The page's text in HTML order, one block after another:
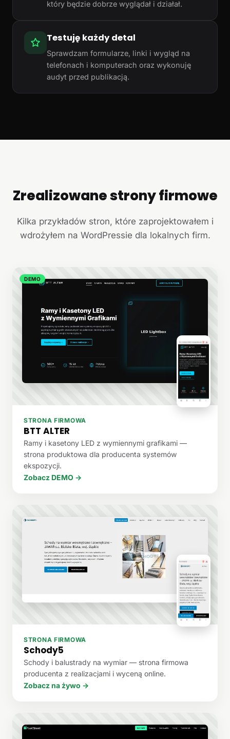
który będzie dobrze wyglądał i działał.
Testuję każdy detal
Sprawdzam formularze, linki i wygląd na
telefonach i komputerach oraz wykonuję
audyt przed publikacją.
+
Zrealizowane strony firmowe
Kilka przykładów stron, które zaprojektowałem i
wdrożyłem na WordPressie dla lokalnych firm.
DEMO
STRONA FIRMOWA
BTT ALTER
Ramy i kasetony LED z wymiennymi grafikami —
strona produktowa dla producenta systemów
ekspozycji.
Zobacz DEMO →
STRONA FIRMOWA
Schody5
Schody i balustrady na wymiar — strona firmowa
producenta z realizacjami i wyceną online.
Zobacz na żywo →